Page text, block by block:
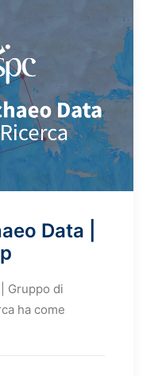
Data |
Gruppo di
ha come